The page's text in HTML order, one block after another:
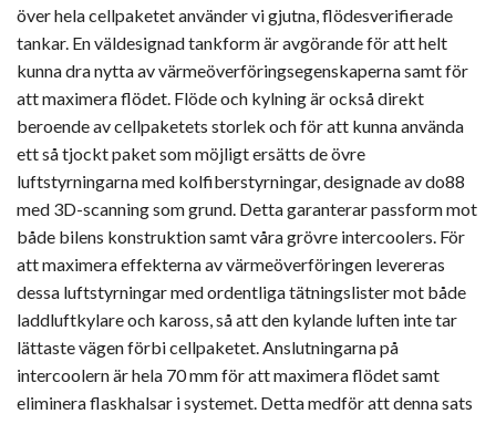
över hela cellpaketet använder vi gjutna, flödesverifierade
tankar. En väldesignad tankform är avgörande för att helt
kunna dra nytta av värmeöverföringsegenskaperna samt för
att maximera flödet. Flöde och kylning är också direkt
beroende av cellpaketets storlek och för att kunna använda
ett så tjockt paket som möjligt ersätts de övre
luftstyrningarna med kolfiberstyrningar, designade av do88
med 3D-scanning som grund. Detta garanterar passform mot
både bilens konstruktion samt våra grövre intercoolers. För
att maximera effekterna av värmeöverföringen levereras
dessa luftstyrningar med ordentliga tätningslister mot både
laddluftkylare och kaross, så att den kylande luften inte tar
lättaste vägen förbi cellpaketet. Anslutningarna på
intercoolern är hela 70 mm för att maximera flödet samt
eliminera flaskhalsar i systemet. Detta medför att denna sats